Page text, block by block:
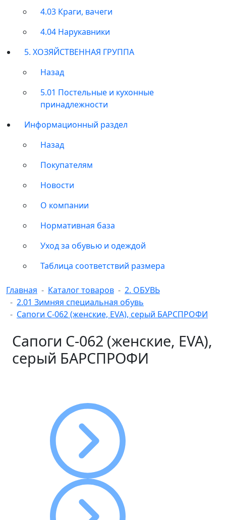
4.03 Краги, вачеги
4.04 Нарукавники
5. ХОЗЯЙСТВЕННАЯ ГРУППА
Назад
5.01 Постельные и кухонные
принадлежности
Информационный раздел
Назад
Покупателям
Новости
О компании
Нормативная база
Уход за обувью и одеждой
Таблица соответствий размера
Главная Каталог товаров
2. ОБУВЬ
2.01 Зимняя специальная обувь
Сапоги С-062 (женские, EVA), серый БАРСПРОФИ
Сапоги С-062 (женские, EVA),
серый БАРСПРОФИ